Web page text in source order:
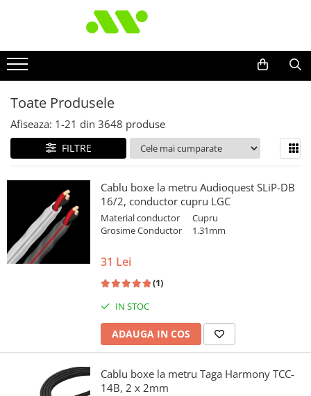
Toate Produsele
Afiseaza: 1-21 din 3648 produse
FILTRE
Cablu boxe la metru Audioquest SLiP-DB
16/2, conductor cupru LGC
Material conductor
Cupru
Grosime Conductor 1.31mm
31 Lei
(1)
IN STOC
ADAUGA IN COS
Cablu boxe la metru Taga Harmony TCC-
14B, 2 x 2mm